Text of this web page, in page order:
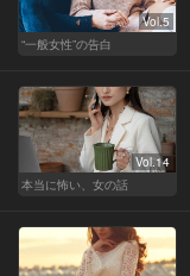
Vol.5
“一般女性”の告白
Vol.14
本当に怖い、女の話